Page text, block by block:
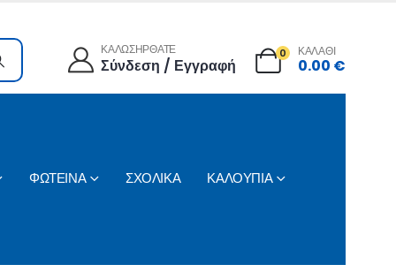
ΚΑΛΩΣΗΡΘΑΤΕ
Σύνδεση / Εγγραφή
0 ΚΑΛΑΘΙ
0.00 €
ΦΩΤΕΙΝΑ ΣΧΟΛΙΚΑ ΚΑΛΟΥΠΙΑ